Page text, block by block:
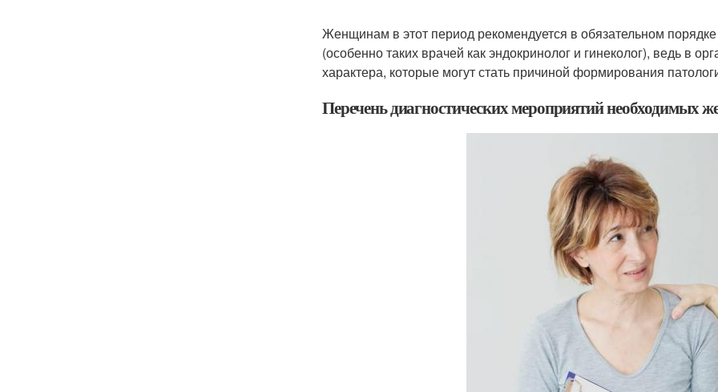
Женщинам в этот период рекомендуется в обязательном
(особенно таких врачей как эндокринолог и гинеколог), ведь в
характера, которые могут стать причиной формирования
Перечень диагностических мероприятий необходимых